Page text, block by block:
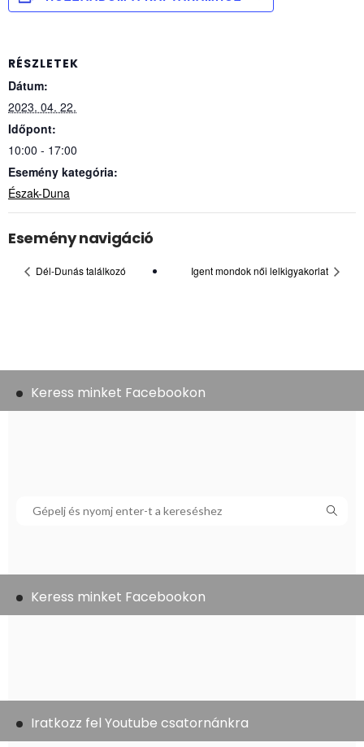
RÉSZLETEK
Dátum:
2023. 04. 22.
Időpont:
10:00 - 17:00
Esemény kategória:
Észak-Duna
Esemény navigáció
Dél-Dunás találkozó Igent mondok női lelkigyakorlat
Keress minket Facebookon
Keress minket Facebookon
Iratkozz fel Youtube csatornánkra